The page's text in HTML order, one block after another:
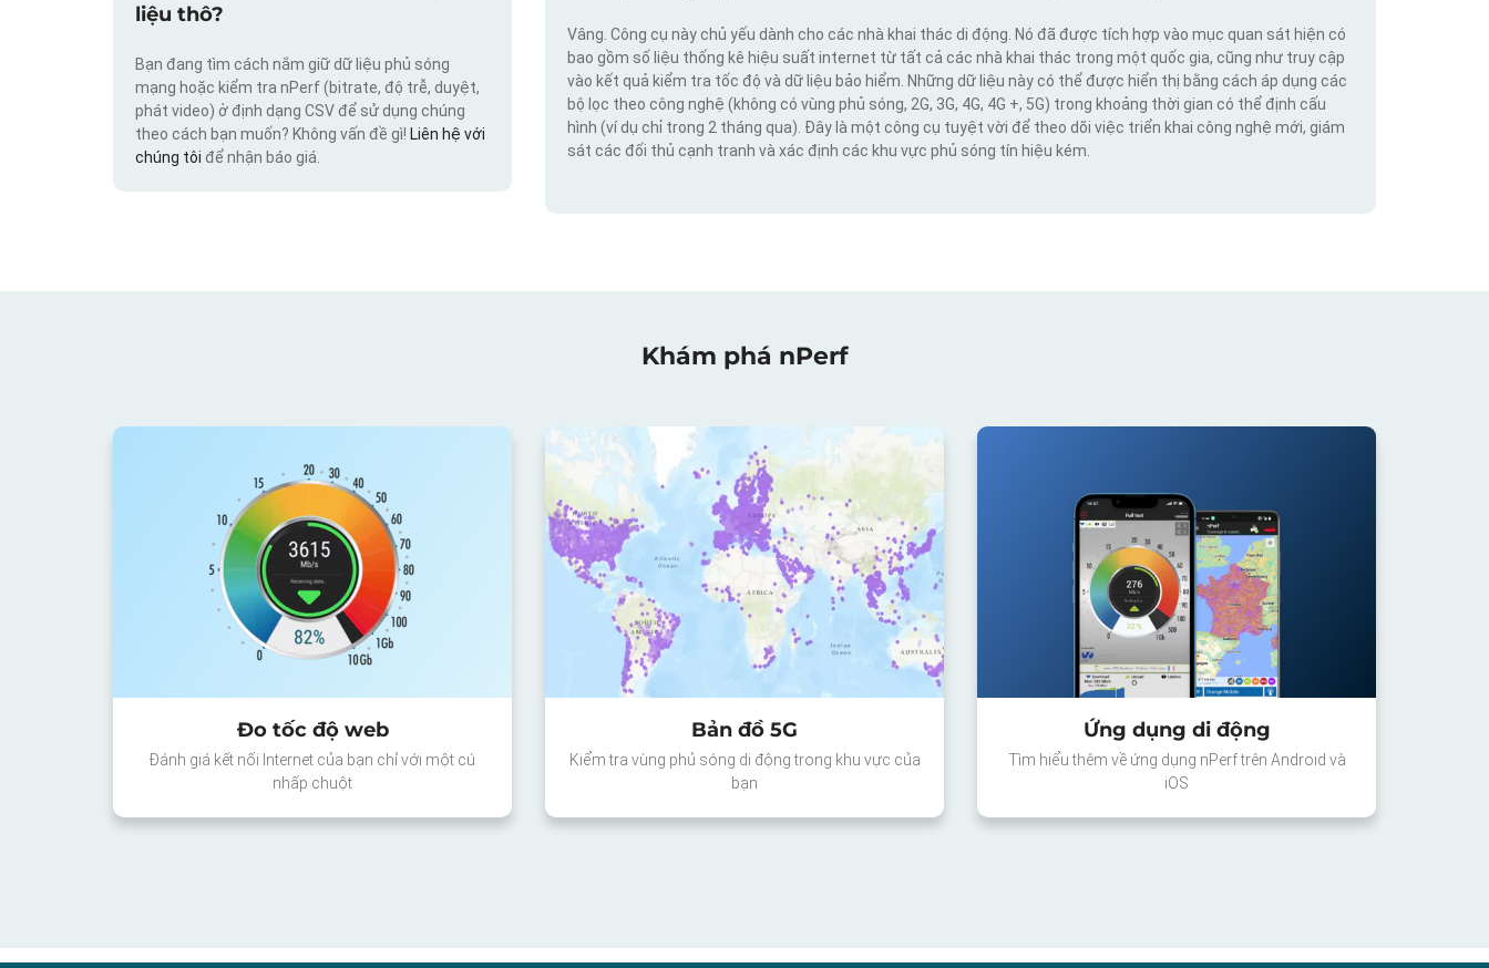
liệu thô?
Bạn đang tìm cách nắm giữ dữ liệu phủ sóng
mạng hoặc kiểm tra nPerf (bitrate, độ trễ, duyệt,
phát video) ở định dạng CSV để sử dụng chúng
theo cách bạn muốn? Không vấn đề gì! Liên hệ với
chúng tôi để nhận báo giá.
Vâng. Công cụ này chủ yếu dành cho các nhà khai thác di động. Nó đã được tích hợp vào mục quan sát hiện có
bao gồm số liệu thống kê hiệu suất internet từ tất cả các nhà khai thác trong một quốc gia, cũng như truy cập
vào kết quả kiểm tra tốc độ và dữ liệu bảo hiểm. Những dữ liệu này có thể được hiển thị bằng cách áp dụng các
bộ lọc theo công nghệ (không có vùng phủ sóng, 2G, 3G, 4G, 4G +, 5G) trong khoảng thời gian có thể định cấu
hình (ví dụ chỉ trong 2 tháng qua). Đây là một công cụ tuyệt vời để theo dõi việc triển khai công nghệ mới, giám
sát các đối thủ cạnh tranh và xác định các khu vực phủ sóng tín hiệu kém.
Khám phá nPerf
Đo tốc độ web
Đánh giá kết nối Internet của bạn chỉ với một cú
nhấp chuột
Bản đồ 5G
Kiểm tra vùng phủ sóng di động trong khu vực của
bạn
Ứng dụng di động
Tìm hiểu thêm về ứng dụng nPerf trên Android và
iOS